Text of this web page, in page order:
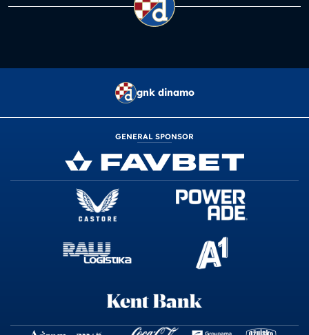
gnk dinamo
GENERAL SPONSOR